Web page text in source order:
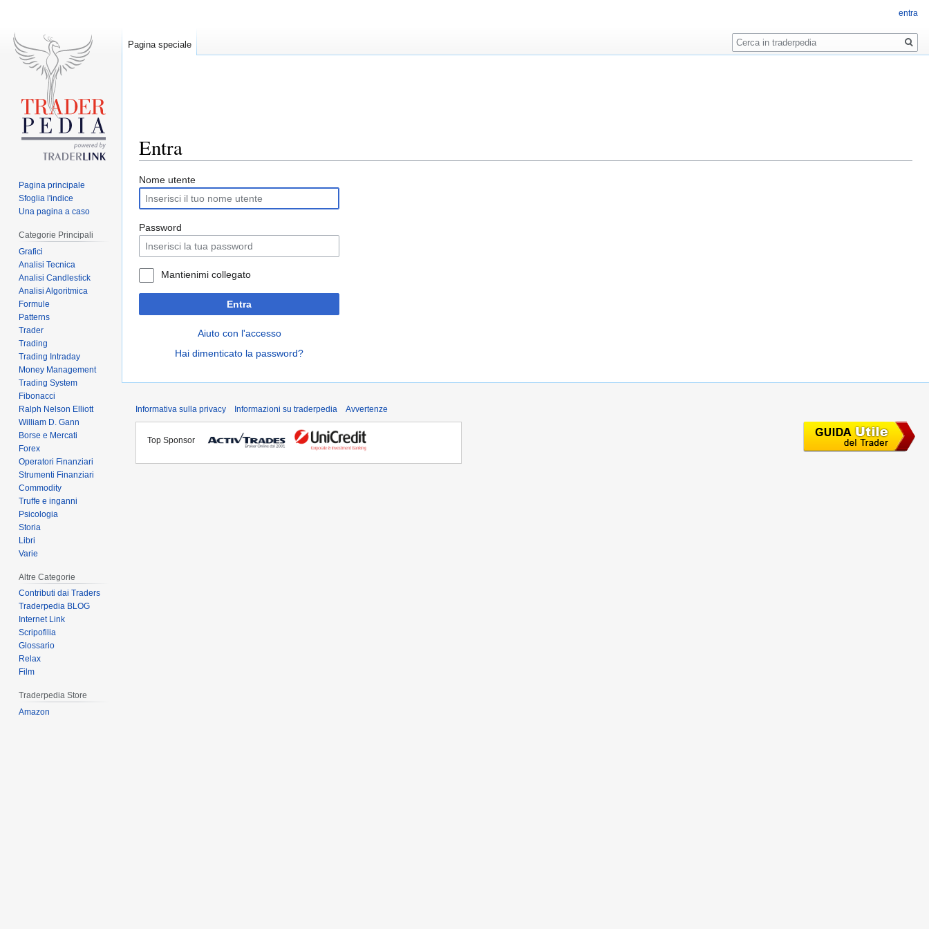
Entra
Jump
to
navigation
Jump
to
search
Nome utente
Password
Mantienimi collegato
Entra
Aiuto con l'accesso
Hai dimenticato la password?
entra
Pagina speciale
Ricerca
Pagina principale
Sfoglia l'indice
Una pagina a caso
Categorie Principali
Grafici
Analisi Tecnica
Analisi Candlestick
Analisi Algoritmica
Formule
Patterns
Trader
Trading
Trading Intraday
Money Management
Trading System
Fibonacci
Ralph Nelson Elliott
William D. Gann
Borse e Mercati
Forex
Operatori Finanziari
Strumenti Finanziari
Commodity
Truffe e inganni
Psicologia
Storia
Libri
Varie
Altre Categorie
Contributi dai Traders
Traderpedia BLOG
Internet Link
Scripofilia
Glossario
Relax
Film
Traderpedia Store
Amazon
Informativa sulla privacy Informazioni su traderpedia Avvertenze
Top Sponsor